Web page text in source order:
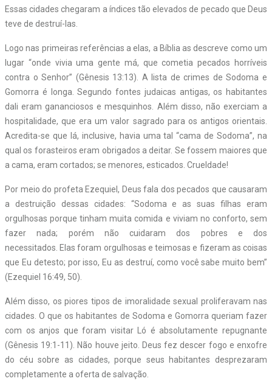
Essas cidades chegaram a índices tão elevados de pecado que Deus
teve de destruí-las.
Logo nas primeiras referências a elas, a Bíblia as descreve como um
lugar “onde vivia uma gente má, que cometia pecados horríveis
contra o Senhor” (Gênesis 13:13). A lista de crimes de Sodoma e
Gomorra é longa. Segundo fontes judaicas antigas, os habitantes
dali eram gananciosos e mesquinhos. Além disso, não exerciam a
hospitalidade, que era um valor sagrado para os antigos orientais.
Acredita-se que lá, inclusive, havia uma tal “cama de Sodoma”, na
qual os forasteiros eram obrigados a deitar. Se fossem maiores que
a cama, eram cortados; se menores, esticados. Crueldade!
Por meio do profeta Ezequiel, Deus fala dos pecados que causaram
a destruição dessas cidades: “Sodoma e as suas filhas eram
orgulhosas porque tinham muita comida e viviam no conforto, sem
fazer nada; porém não cuidaram dos pobres e dos
necessitados. Elas foram orgulhosas e teimosas e fizeram as coisas
que Eu detesto; por isso, Eu as destruí, como você sabe muito bem”
(Ezequiel 16:49, 50).
Além disso, os piores tipos de imoralidade sexual proliferavam nas
cidades. O que os habitantes de Sodoma e Gomorra queriam fazer
com os anjos que foram visitar Ló é absolutamente repugnante
(Gênesis 19:1-11). Não houve jeito. Deus fez descer fogo e enxofre
do céu sobre as cidades, porque seus habitantes desprezaram
completamente a oferta de salvação.